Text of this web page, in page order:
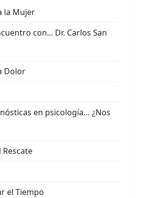
la Mujer
con... Dr. Carlos San
Dolor
en psicología… ¿Nos
Rescate
el Tiempo